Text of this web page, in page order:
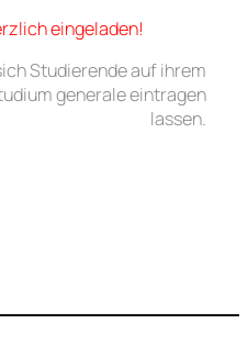
eingeladen!
Studierende auf ihrem
generale eintragen
lassen.